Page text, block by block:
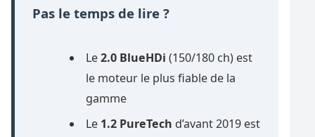
Pas le temps de lire ?
Le2.0 BlueHDi (150/180 ch) est
le moteur le plus fiable de la
gamme
Le 1.2 PureTech d’avant 2019 est